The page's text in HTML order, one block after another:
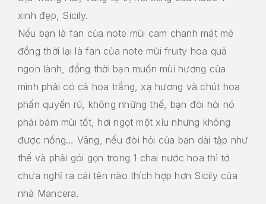
xinh đẹp, Sicily.
Nếu bạn là fan của note mùi cam chanh mát mẻ
đồng thời lại là fan của note mùi fruity hoa quả
ngon lành, đồng thời bạn muốn mùi hương của
mình phải có cả hoa trắng, xạ hương và chút hoa
phấn quyến rũ, không những thế, bạn đòi hỏi nó
phải bám mùi tốt, hơi ngọt một xíu nhưng không
được nồng… Vâng, nếu đòi hỏi của bạn dài tập như
thế và phải gói gọn trong 1 chai nước hoa thì tớ
chưa nghĩ ra cái tên nào thích hợp hơn Sicily của
nhà Mancera.